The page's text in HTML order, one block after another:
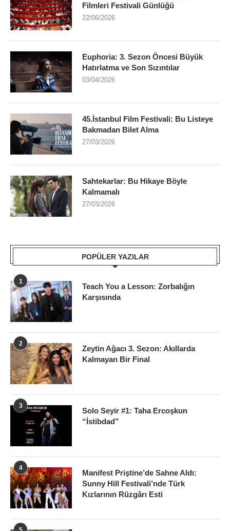
Filmleri Festivali Günlüğü
22/06/2026
Euphoria: 3. Sezon Öncesi Büyük
Hatırlatma ve Son Sızıntılar
03/04/2026
45.İstanbul Film Festivali: Bu Listeye
Bakmadan Bilet Alma
27/03/2026
Sahtekarlar: Bu Hikaye Böyle
Kalmamalı
27/03/2026
POPÜLER YAZILAR
1
Teach You a Lesson: Zorbalığın
Karşısında
2
Zeytin Ağacı 3. Sezon: Akıllarda
Kalmayan Bir Final
3
Solo Seyir #1: Taha Ercoşkun
“İstibdad”
4
Manifest Priştine’de Sahne Aldı:
Sunny Hill Festivali’nde Türk
Kızlarının Rüzgârı Esti